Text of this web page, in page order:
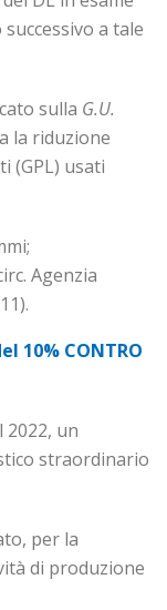
a tale
sulla G.U.
la riduzione
(GPL) usati
Agenzia
10% CONTRO
2022, un
straordinario
per la
di produzione